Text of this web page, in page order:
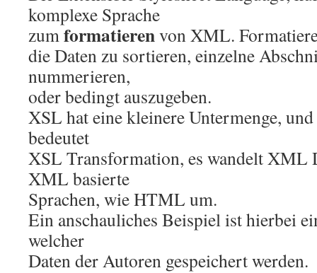
komplexe Sprache
zumformatierenvon XML.
die Daten zu sortieren, einzelne
nummerieren,
oder bedingt auszugeben.
XSL hat eine kleinere Untermenge,
bedeutet
XSL Transformation, es wandelt XML
XML basierte
Sprachen, wie HTML um.
Ein anschauliches Beispiel ist hierbei
welcher
Daten der Autoren gespeichert werden.